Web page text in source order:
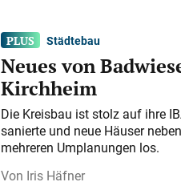
Städtebau
Neues von
Kirchheim
Die Kreisbau ist stolz auf ihre
sanierte und neue Häuser
mehreren Umplanungen los.
Iris Häfner